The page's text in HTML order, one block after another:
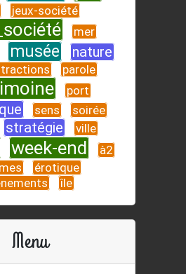
jeux-société
mer
musée nature
parole
port
sens soirée
stratégie ville
week-end
à2
érotique
île
Menu